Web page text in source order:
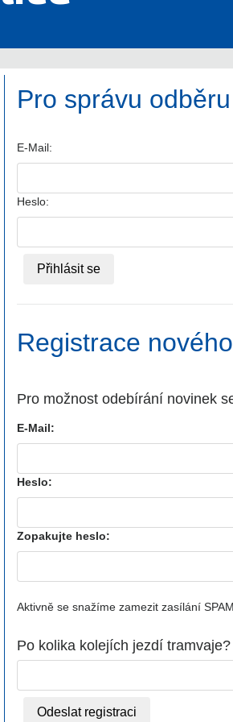
Pro správu
E-Mail:
Heslo:
Registrace
Pro možnost odebírání novinek
E-Mail:
Heslo:
Zopakujte heslo:
Aktivně se snažíme zamezit zasílání
Po kolika kolejích jezdí tramvaje?